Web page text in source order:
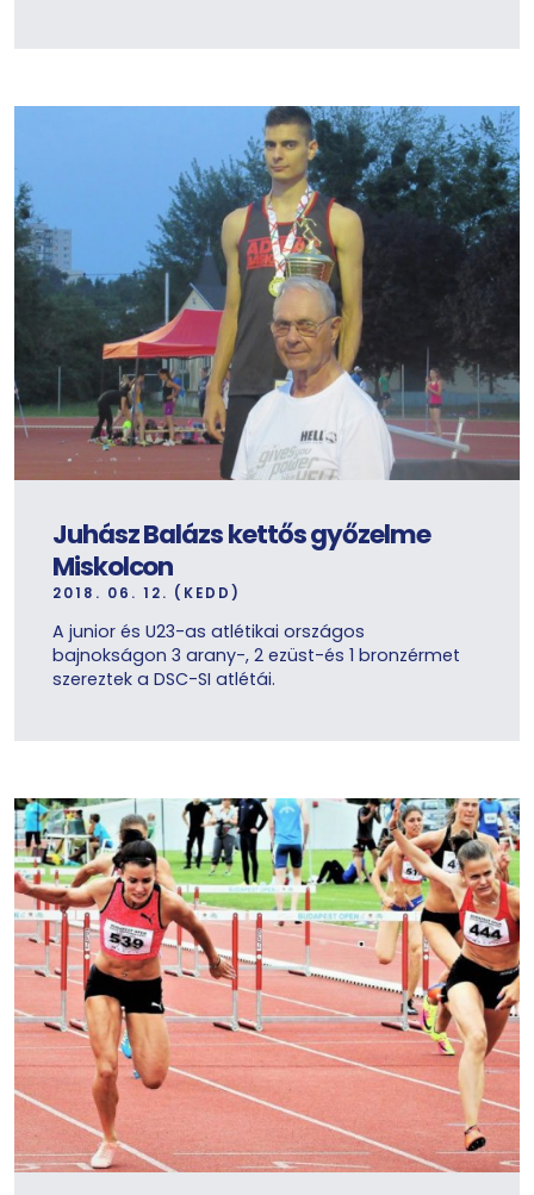
Juhász Balázs kettős győzelme
Miskolcon
2018. 06. 12. (KEDD)
A junior és U23-as atlétikai országos
bajnokságon 3 arany-, 2 ezüst-és 1 bronzérmet
szereztek a DSC-SI atlétái.